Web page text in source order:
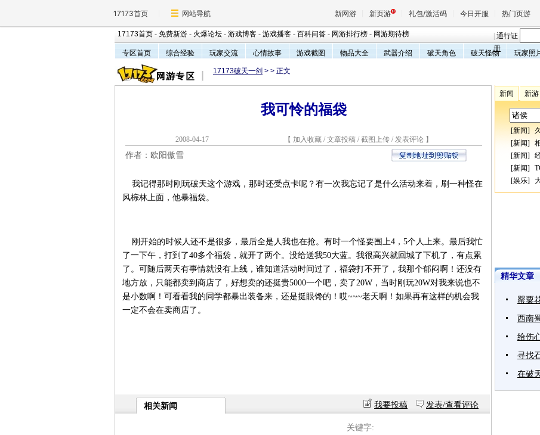
17173首页 网站导航 新网游 新页游 礼包/激活码 今日开服 热门页游
天堂
王权与自
17173首页 - 免费新游 - 火爆论坛 - 游戏博客 - 游戏播客 - 百科问答 - 网游排行榜 - 网游期待榜 通行证
册
专区首页 综合经验 玩家交流 心情故事 游戏截图 物品大全 武器介绍 破天角色 破天怪物 玩家照
17173破天一剑 > > 正文
我可怜的福袋
2008-04-17 【 加入收藏/ 文章投稿 / 截图上传/ 发表评论】
作者：欧阳傲雪
我记得那时刚玩破天这个游戏，那时还受点卡呢？有一次我忘记了是什么活动来着，刷一种怪在
风棕林上面，他暴福袋。
刚开始的时候人还不是很多，最后全是人我也在抢。有时一个怪要围上4，5个人上来。最后我忙
了一下午，打到了40多个福袋，就开了两个。没给送我50大蓝。我很高兴就回城了下机了，有点累
了。可随后两天有事情就没有上线，谁知道活动时间过了，福袋打不开了，我那个郁闷啊！还没有
地方放，只能都卖到商店了，好想卖的还挺贵5000一个吧，卖了20W，当时刚玩20W对我来说也不
是小数啊！可看看我的同学都暴出装备来，还是挺眼馋的！哎~~~老天啊！如果再有这样的机会我
一定不会在卖商店了。
相关新闻 我要投稿 发表/查看评论
关键字:
新闻 新游
[新闻]
[新闻]
[新闻]
[新闻]
[娱乐]
精华文章
罂粟
西南
给伤
寻找
在破